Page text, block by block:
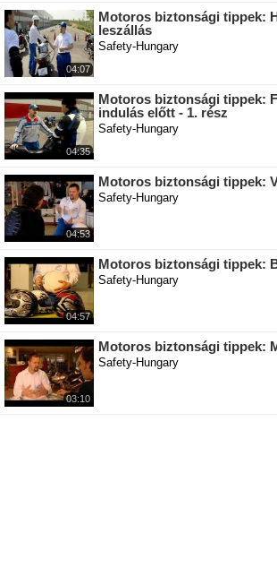
04:07
Motoros biztonsági tippek:
leszállás
Safety-Hungary
04:35
Motoros biztonsági tippek:
indulás előtt - 1. rész
Safety-Hungary
04:53
Motoros biztonsági tippek:
Safety-Hungary
04:57
Motoros biztonsági tippek:
Safety-Hungary
03:10
Motoros biztonsági tippek:
Safety-Hungary